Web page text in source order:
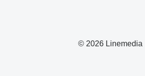
© 2026 Linemedia